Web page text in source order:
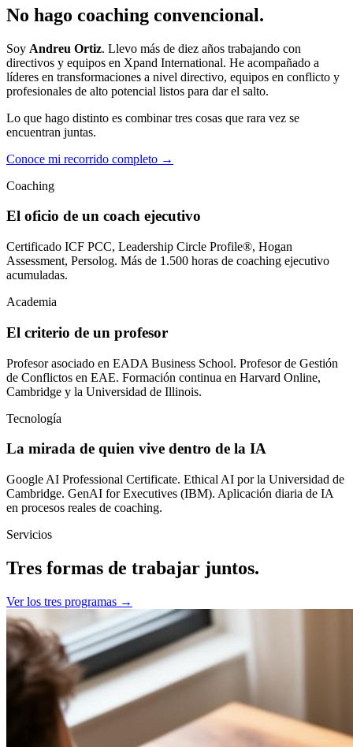
No hago coaching convencional.
Soy Andreu Ortiz. Llevo más de diez años trabajando con
directivos y equipos en Xpand International. He acompañado a
líderes en transformaciones a nivel directivo, equipos en conflicto y
profesionales de alto potencial listos para dar el salto.
Lo que hago distinto es combinar tres cosas que rara vez se
encuentran juntas.
Conoce mi recorrido completo →
Coaching
El oficio de un coach ejecutivo
Certificado ICF PCC, Leadership Circle Profile®, Hogan
Assessment, Persolog. Más de 1.500 horas de coaching ejecutivo
acumuladas.
Academia
El criterio de un profesor
Profesor asociado en EADA Business School. Profesor de Gestión
de Conflictos en EAE. Formación continua en Harvard Online,
Cambridge y la Universidad de Illinois.
Tecnología
La mirada de quien vive dentro de la IA
Google AI Professional Certificate. Ethical AI por la Universidad de
Cambridge. GenAI for Executives (IBM). Aplicación diaria de IA
en procesos reales de coaching.
Servicios
Tres formas de trabajar juntos.
Ver los tres programas →